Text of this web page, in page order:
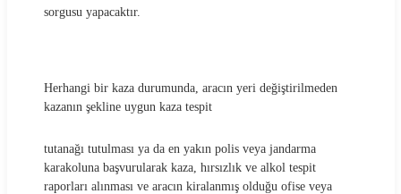
sorgusu yapacaktır.
Herhangi bir kaza durumunda, aracın yeri değiştirilmeden
kazanın şekline uygun kaza tespit
tutanağı tutulması ya da en yakın polis veya jandarma
karakoluna başvurularak kaza, hırsızlık ve alkol tespit
raporları alınması ve aracın kiralanmış olduğu ofise veya